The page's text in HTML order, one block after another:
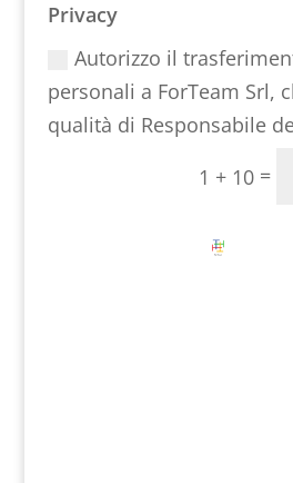
Privacy
Autorizzo il
personali a ForTeam Srl,
qualità di Responsabile
1 + 10 =